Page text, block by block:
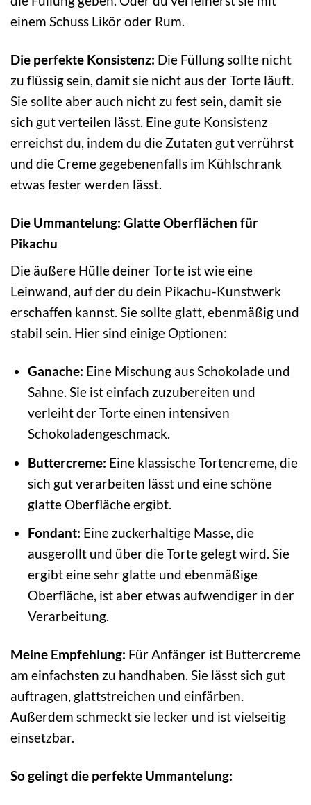
einem Schuss Likör oder Rum.
Die perfekte Konsistenz: Die Füllung sollte nicht
zu flüssig sein, damit sie nicht aus der Torte läuft.
Sie sollte aber auch nicht zu fest sein, damit sie
sich gut verteilen lässt. Eine gute Konsistenz
erreichst du, indem du die Zutaten gut verrührst
und die Creme gegebenenfalls im Kühlschrank
etwas fester werden lässt.
Die Ummantelung: Glatte Oberflächen für
Pikachu
Die äußere Hülle deiner Torte ist wie eine
Leinwand, auf der du dein Pikachu-Kunstwerk
erschaffen kannst. Sie sollte glatt, ebenmäßig und
stabil sein. Hier sind einige Optionen:
Ganache: Eine Mischung aus Schokolade und
Sahne. Sie ist einfach zuzubereiten und
verleiht der Torte einen intensiven
Schokoladengeschmack.
Buttercreme: Eine klassische Tortencreme, die
sich gut verarbeiten lässt und eine schöne
glatte Oberfläche ergibt.
Fondant: Eine zuckerhaltige Masse, die
ausgerollt und über die Torte gelegt wird. Sie
ergibt eine sehr glatte und ebenmäßige
Oberfläche, ist aber etwas aufwendiger in der
Verarbeitung.
Meine Empfehlung: Für Anfänger ist Buttercreme
am einfachsten zu handhaben. Sie lässt sich gut
auftragen, glattstreichen und einfärben.
Außerdem schmeckt sie lecker und ist vielseitig
einsetzbar.
So gelingt die perfekte Ummantelung: